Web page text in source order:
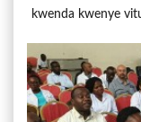
kwenda kwenye